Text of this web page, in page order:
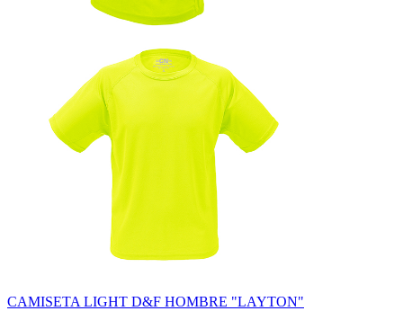
CAMISETA LIGHT D&F HOMBRE "LAYTON"